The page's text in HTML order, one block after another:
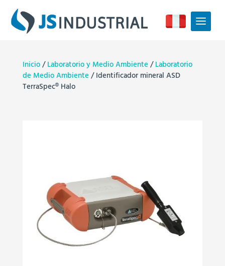
Inicio/Laboratorio y Medio Ambiente/Laboratorio
de Medio Ambiente/ Identificador mineral ASD
TerraSpec® Halo